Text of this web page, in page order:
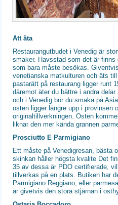
Att äta
Restaurangutbudet i Venedig är
smaker. Havsstad som det är
som bara måste besökas.
venetianska matkulturen och äts
pastarätt på restaurang ligger runt
däremot äter du bättre i andra
och i Venedig bör du smaka på
osten ligger längre upp i provinsen
originaltillverkningen. Osten
liknar den mer kända grannen
Prosciutto E Parmigiano
Ett måste på Venedigresan, bästa
skinkan håller högsta kvalite Det
35 av dessa är PDO certifierade,
tillverkas på en plats. Butiken har
Parmigiano Reggiano, eller
är givetvis den stora stjärnan i